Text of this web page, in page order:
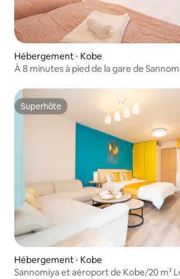
Hébergement ⋅ Kobe
À 8 minutes à pied de la gare de
Superhôte
Superhôte
Hébergement ⋅ Kobe
Sannomiya et aéroport de Kobe/20 m²